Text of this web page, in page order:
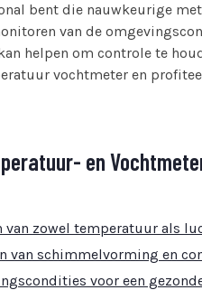
bent die nauwkeurige
van de
helpen om controle te
vochtmeter en
en
van zowel temperatuur als
van schimmelvorming en
voor een